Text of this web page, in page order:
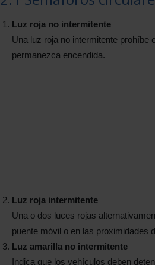
Luz roja no intermitente
Una luz roja no intermitente prohíbe
permanezca encendida.
Luz roja intermitente
Una o dos luces rojas
puente móvil o en las proximidades
Luz amarilla no intermitente
Indica que los vehículos deben